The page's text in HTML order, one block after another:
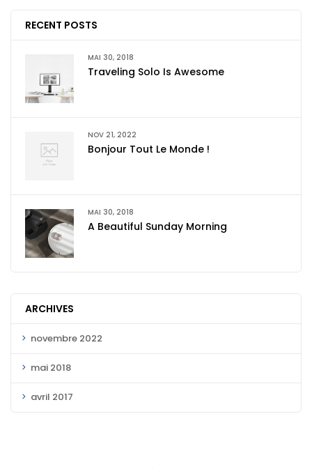
RECENT POSTS
MAI 30, 2018
Traveling Solo Is Awesome
NOV 21, 2022
Bonjour Tout Le Monde !
MAI 30, 2018
A Beautiful Sunday Morning
ARCHIVES
novembre 2022
mai 2018
avril 2017